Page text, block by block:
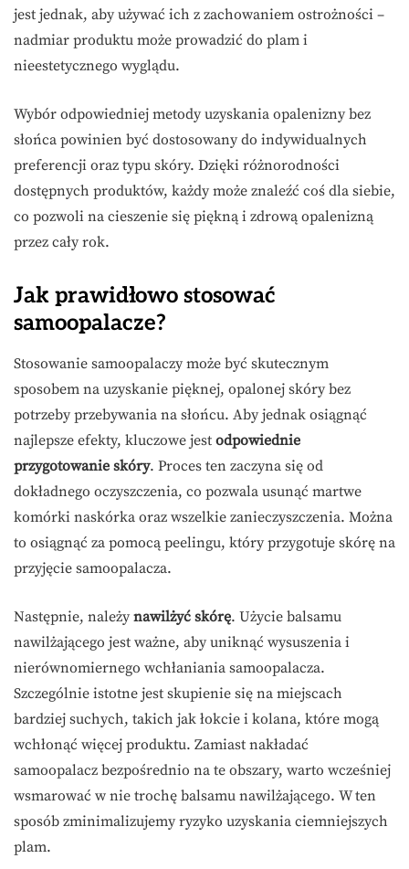
jest jednak, aby używać ich z zachowaniem ostrożności –
nadmiar produktu może prowadzić do plam i
nieestetycznego wyglądu.
Wybór odpowiedniej metody uzyskania opalenizny bez
słońca powinien być dostosowany do indywidualnych
preferencji oraz typu skóry. Dzięki różnorodności
dostępnych produktów, każdy może znaleźć coś dla siebie,
co pozwoli na cieszenie się piękną i zdrową opalenizną
przez cały rok.
Jak prawidłowo stosować
samoopalacze?
Stosowanie samoopalaczy może być skutecznym
sposobem na uzyskanie pięknej, opalonej skóry bez
potrzeby przebywania na słońcu. Aby jednak osiągnąć
najlepsze efekty, kluczowe jest odpowiednie
przygotowanie skóry. Proces ten zaczyna się od
dokładnego oczyszczenia, co pozwala usunąć martwe
komórki naskórka oraz wszelkie zanieczyszczenia. Można
to osiągnąć za pomocą peelingu, który przygotuje skórę na
przyjęcie samoopalacza.
Następnie, należy nawilżyć skórę. Użycie balsamu
nawilżającego jest ważne, aby uniknąć wysuszenia i
nierównomiernego wchłaniania samoopalacza.
Szczególnie istotne jest skupienie się na miejscach
bardziej suchych, takich jak łokcie i kolana, które mogą
wchłonąć więcej produktu. Zamiast nakładać
samoopalacz bezpośrednio na te obszary, warto wcześniej
wsmarować w nie trochę balsamu nawilżającego. W ten
sposób zminimalizujemy ryzyko uzyskania ciemniejszych
plam.